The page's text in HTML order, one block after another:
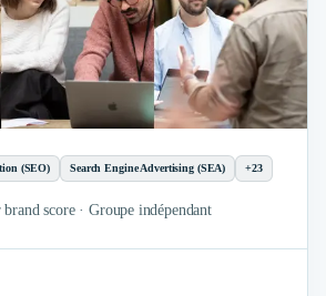
(SEO) Search Engine Advertising (SEA) +23
score · Groupe indépendant